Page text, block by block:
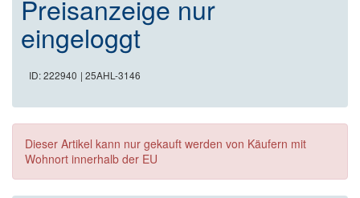
Preisanzeige nur
eingeloggt
ID: 222940 | 25AHL-3146
Dieser Artikel kann nur gekauft werden von Käufern mit
Wohnort innerhalb der EU